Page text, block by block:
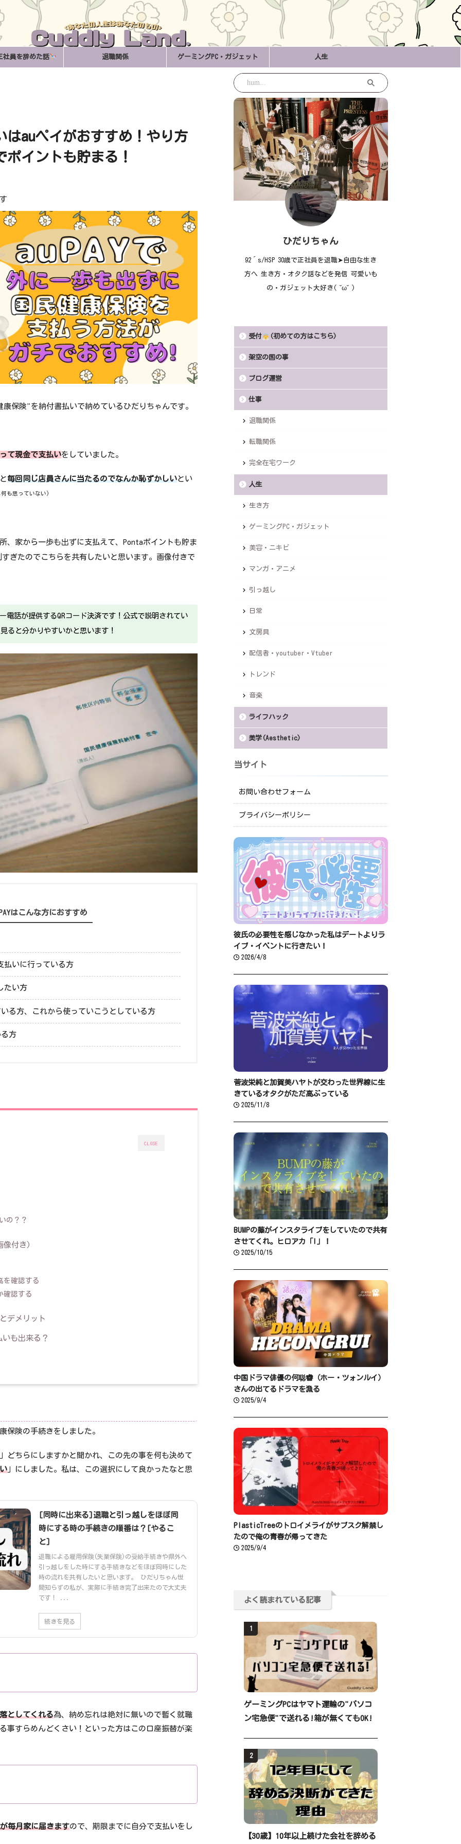
社員を辞めた話 退職関係 ゲーミングPC・ガジェット 人生
はauペイがおすすめ！やり方
イントも貯まる！
保険"を納付書払いで納めているひだりちゃんです。
て現金で支払いをしていました。
毎回同じ店員さんに当たるのでなんか恥ずかしいとい
も思っていない)
、家から一歩も出ずに支払えて、Pontaポイントも貯ま
すぎたのでこちらを共有したいと思います。画像付きで
電話が提供するQRコード決済です！公式で説明されてい
見ると分かりやすいかと思います！
はこんな方におすすめ
払いに行っている方
たい方
いる方、これから使っていこうとしている方
方
CLOSE
の？？
像付き)
を確認する
確認する
デメリット
も出来る？
保険の手続きをしました。
」どちらにしますかと聞かれ、この先の事を何も決めて
」にしました。私は、この選択にして良かったなと思
[同時に出来る]退職と引っ越しをほぼ同
時にする時の手続きの順番は？[やるこ
と]
退職による雇用保険(失業保険)の受給手続きや県外へ
引っ越しをした時にする手続きなどをほぼ同時にした
時の流れを共有したいと思います。 ひだりちゃん世
間知らずの私が、実際に手続き完了出来たので大丈夫
です！ ...
続きを見る
としてくれる為、納め忘れは絶対に無いので暫く就職
事すらめんどくさい！といった方はこの口座振替が楽
毎月家に届きますので、期限までに自分で支払いをし
ひだりちゃん
92´s/HSP 30歳で正社員を退職➤自由な生き
方へ 生き方・オタク話などを発信 可愛いも
の・ガジェット大好き( ˘ω˘ )
受付 (初めての方はこちら)
架空の国の事
ブログ運営
仕事
退職関係
転職関係
完全在宅ワーク
人生
生き方
ゲーミングPC・ガジェット
美容・ニキビ
マンガ・アニメ
引っ越し
日常
文房具
配信者・youtuber・Vtuber
トレンド
音楽
ライフハック
美学(Aesthetic)
当サイト
お問い合わせフォーム
プライバシーポリシー
彼氏の必要性を感じなかった私はデートよりラ
イブ・イベントに行きたい！
2026/4/8
菅波栄純と加賀美ハヤトが交わった世界線に生
きているオタクがただ高ぶっている
2025/11/8
BUMPの藤がインスタライブをしていたので共有
させてくれ。ヒロアカ「I」！
2025/10/15
中国ドラマ俳優の何聪睿（ホー・ツォンルイ）
さんの出てるドラマを漁る
2025/9/4
PlasticTreeのトロイメライがサブスク解禁し
たので俺の青春が帰ってきた
2025/9/4
よく読まれている記事
1
ゲーミングPCはヤマト運輸の"パソコ
ン宅急便"で送れる!箱が無くてもOK!
2
【30歳】10年以上続けた会社を辞める